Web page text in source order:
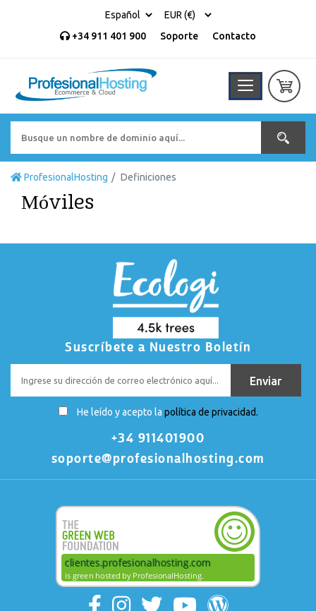
+34 911 401 900 Soporte Contacto
ProfesionalHosting Definiciones
Móviles
Suscríbete a Nuestro Boletín
He leído y acepto la política de privacidad.
+34 911401900
soporte@profesionalhosting.com